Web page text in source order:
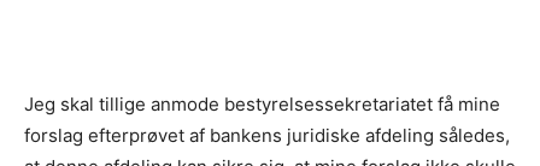
Jeg skal tillige anmode bestyrelsessekretariatet få mine
forslag efterprøvet af bankens juridiske afdeling således,